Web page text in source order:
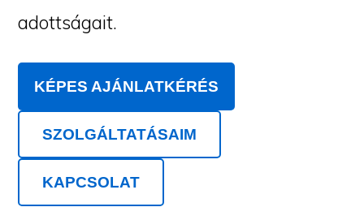
adottságait.
KÉPES AJÁNLATKÉRÉS
SZOLGÁLTATÁSAIM
KAPCSOLAT